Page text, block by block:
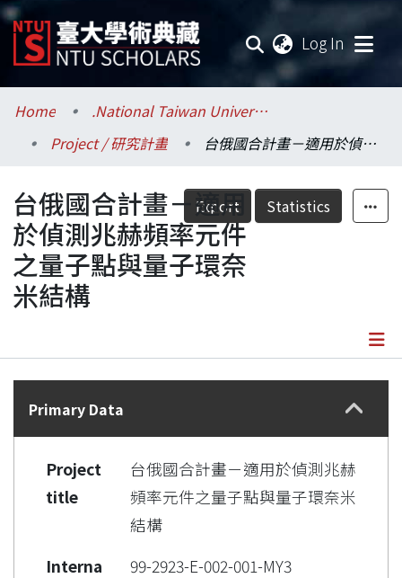
Log In
Communities & Collections
Research Outputs
Fundings & Projects
Researchers
Organizations
Home
.National Taiwan University / 國立臺灣大學
Project / 研究計畫
台俄國合計畫－適用於偵測兆赫頻率元件之量子點與量子環奈米結構
Export Statistics
台俄國合計畫－適用
於偵測兆赫頻率元件
之量子點與量子環奈
米結構
Details
Primary Data
Project
title
台俄國合計畫－適用於偵測兆赫
頻率元件之量子點與量子環奈米
結構
Interna
99-2923-E-002-001-MY3